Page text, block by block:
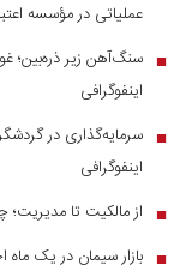
عملیاتی در مؤسسه
■ سنگ‌آهن زیر ذره‌بین؛
اینفوگرافی
■ سرمایه‌گذاری در
اینفوگرافی
■ از مالکیت تا مدیریت؛
■ بازار سیمان در یک ماه